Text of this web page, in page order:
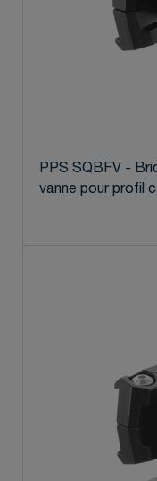
PPS SQBFV -
vanne pour profil